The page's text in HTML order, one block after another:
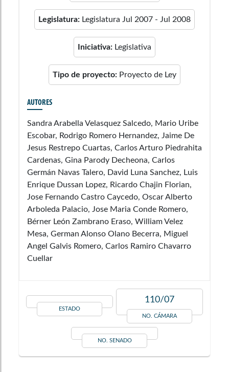
Legislatura: Legislatura Jul 2007 - Jul 2008
Iniciativa: Legislativa
Tipo de proyecto: Proyecto de Ley
AUTORES
Sandra Arabella Velasquez Salcedo, Mario Uribe
Escobar, Rodrigo Romero Hernandez, Jaime De
Jesus Restrepo Cuartas, Carlos Arturo Piedrahita
Cardenas, Gina Parody Decheona, Carlos
Germán Navas Talero, David Luna Sanchez, Luis
Enrique Dussan Lopez, Ricardo Chajin Florian,
Jose Fernando Castro Caycedo, Oscar Alberto
Arboleda Palacio, Jose Maria Conde Romero,
Bérner León Zambrano Eraso, William Velez
Mesa, German Alonso Olano Becerra, Miguel
Angel Galvis Romero, Carlos Ramiro Chavarro
Cuellar
ESTADO
110/07
NO. CÁMARA
NO. SENADO